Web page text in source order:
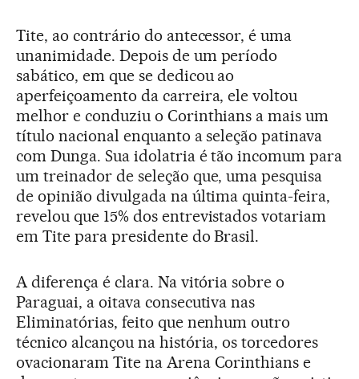
Tite, ao contrário do antecessor, é uma
unanimidade. Depois de um período
sabático, em que se dedicou ao
aperfeiçoamento da carreira, ele voltou
melhor e conduziu o Corinthians a mais um
título nacional enquanto a seleção patinava
com Dunga. Sua idolatria é tão incomum para
um treinador de seleção que, uma pesquisa
de opinião divulgada na última quinta-feira,
revelou que 15% dos entrevistados votariam
em Tite para presidente do Brasil.
A diferença é clara. Na vitória sobre o
Paraguai, a oitava consecutiva nas
Eliminatórias, feito que nenhum outro
técnico alcançou na história, os torcedores
ovacionaram Tite na Arena Corinthians e